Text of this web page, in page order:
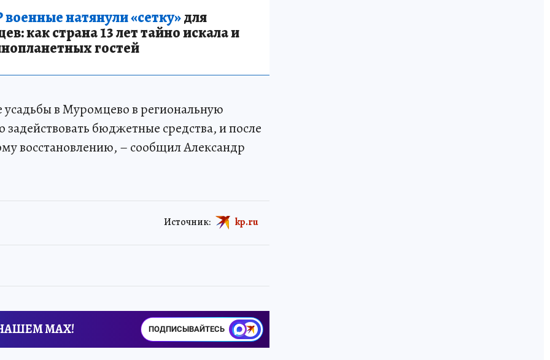
натянули «сетку»для
как страна 13 лет тайно искала и
гостей
в Муромцево в региональную
бюджетные средства, и после
восстановлению, – сообщил Александр
Источник: kp.ru
MAX! ПОДПИСЫВАЙТЕСЬ